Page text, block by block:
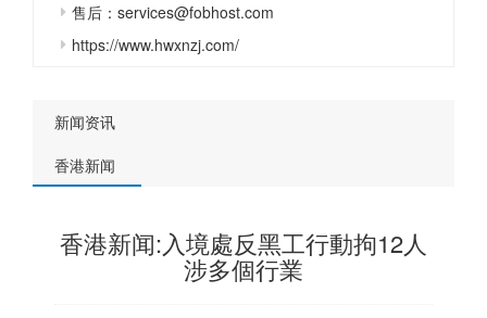
售后：services@fobhost.com
https://www.hwxnzj.com/
新闻资讯
香港新闻
香港新闻:入境處反黑工行動拘12人
涉多個行業